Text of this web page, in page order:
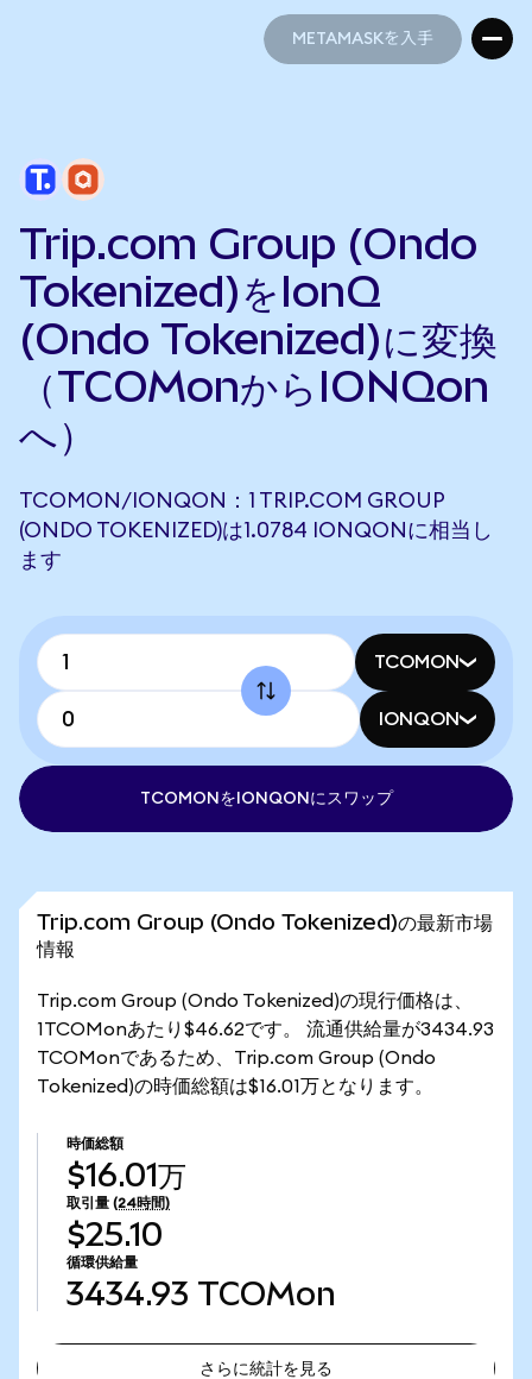
METAMASKを入手
Trip.com Group (Ondo
Tokenized)をIonQ
(Ondo Tokenized)に変換
（TCOMonからIONQon
へ）
TCOMON/IONQON：1 TRIP.COM GROUP
(ONDO TOKENIZED)は1.0784 IONQONに相当し
ます
TCOMON
IONQON
TCOMONをIONQONにスワップ
Trip.com Group (Ondo Tokenized)の最新市場
情報
Trip.com Group (Ondo Tokenized)の現行価格は、
1TCOMonあたり$46.62です。 流通供給量が3434.93
TCOMonであるため、Trip.com Group (Ondo
Tokenized)の時価総額は$16.01万となります。
時価総額
$16.01万
取引量 (24時間)
$25.10
循環供給量
3434.93 TCOMon
さらに統計を見る